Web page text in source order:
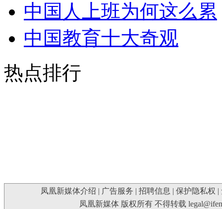
中国人上班为何这么累
中国教育十大奇观
热点排行
凤凰新媒体介绍 | 广告服务 | 招聘信息 | 保护隐私权 |
凤凰新媒体 版权所有 不得转载